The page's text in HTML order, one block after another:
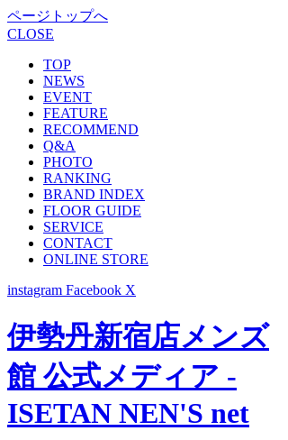
ページトップへ
CLOSE
TOP
NEWS
EVENT
FEATURE
RECOMMEND
Q&A
PHOTO
RANKING
BRAND INDEX
FLOOR GUIDE
SERVICE
CONTACT
ONLINE STORE
instagram Facebook X
伊勢丹新宿店メンズ
館 公式メディア -
ISETAN NEN'S net